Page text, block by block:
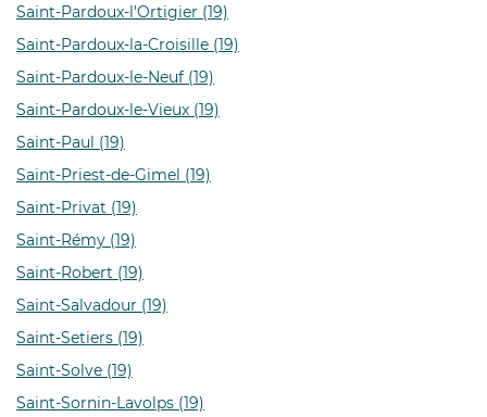
Saint-Pardoux-l'Ortigier (19)
Saint-Pardoux-la-Croisille (19)
Saint-Pardoux-le-Neuf (19)
Saint-Pardoux-le-Vieux (19)
Saint-Paul (19)
Saint-Priest-de-Gimel (19)
Saint-Privat (19)
Saint-Rémy (19)
Saint-Robert (19)
Saint-Salvadour (19)
Saint-Setiers (19)
Saint-Solve (19)
Saint-Sornin-Lavolps (19)